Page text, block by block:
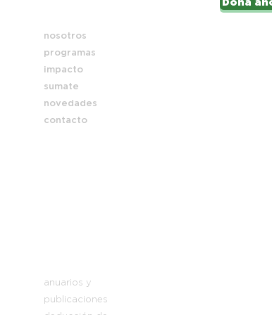
nosotros
programas
impacto
sumate
novedades
contacto
Doná
anuarios y
publicaciones